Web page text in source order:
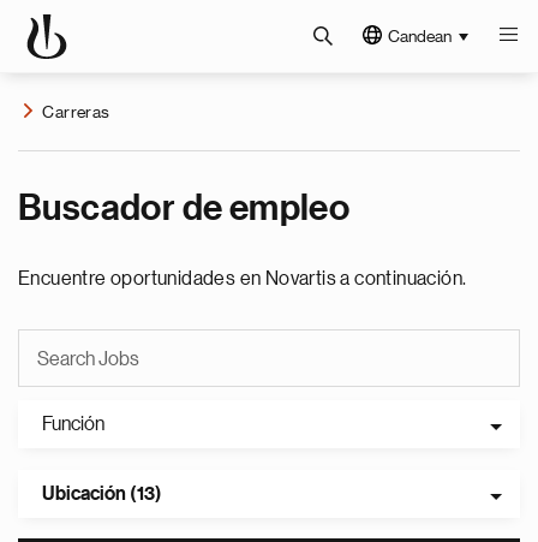
Candean
Carreras
Buscador de empleo
Encuentre oportunidades en Novartis a continuación.
Función
Ubicación (13)